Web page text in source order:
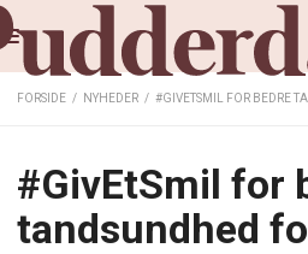
FORSIDE / NYHEDER / #GIVETSMIL FOR BEDRE
#GivEtSmil for
tandsundhed